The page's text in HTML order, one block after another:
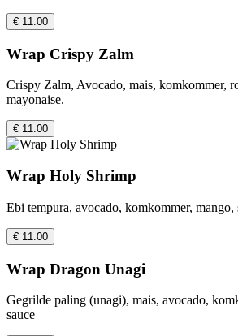
€ 11.00
Wrap Crispy Zalm
Crispy Zalm, Avocado, mais, komkommer,
mayonaise.
€ 11.00
Wrap Holy Shrimp
Ebi tempura, avocado, komkommer, mango,
€ 11.00
Wrap Dragon Unagi
Gegrilde paling (unagi), mais, avocado,
sauce